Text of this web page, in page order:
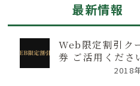
最新情報
Web限定割引ク
券 ご活用くださ
2018